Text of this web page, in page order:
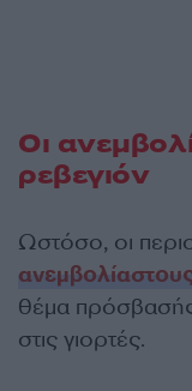
Οι
ρεβεγιόν
Ωστόσο, οι
θέμα
στις γιορτές.